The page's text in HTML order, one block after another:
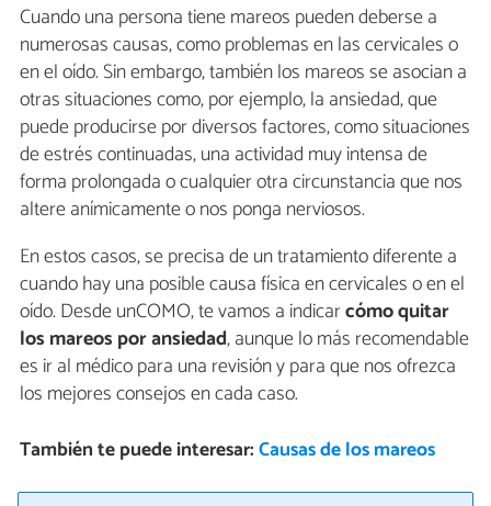
Cuando una persona tiene mareos pueden deberse a
numerosas causas, como problemas en las cervicales o
en el oído. Sin embargo, también los mareos se asocian a
otras situaciones como, por ejemplo, la ansiedad, que
puede producirse por diversos factores, como situaciones
de estrés continuadas, una actividad muy intensa de
forma prolongada o cualquier otra circunstancia que nos
altere anímicamente o nos ponga nerviosos.
En estos casos, se precisa de un tratamiento diferente a
cuando hay una posible causa física en cervicales o en el
oído. Desde unCOMO, te vamos a indicarcómo quitar
los mareos por ansiedad, aunque lo más recomendable
es ir al médico para una revisión y para que nos ofrezca
los mejores consejos en cada caso.
También te puede interesar:Causas de los mareos